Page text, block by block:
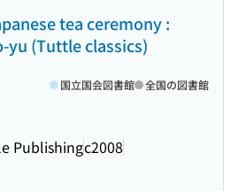
tea ceremony :
yu (Tuttle classics)
Publishingc2008
国立国会図書館 全国の図書館